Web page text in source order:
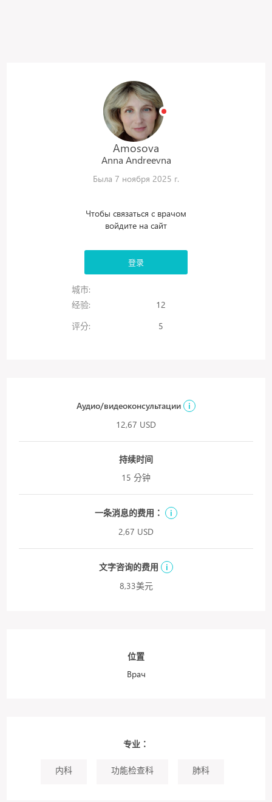
Amosova
Anna Andreevna
Была 7 ноября 2025 г.
Чтобы связаться с врачом
войдите на сайт
登录
城市:
经验:
12
评分:
5
Аудио/видеоконсультации
i
12,67 USD
持续时间
15 分钟
一条消息的费用：
i
2,67 USD
文字咨询的费用
i
8,33美元
位置
Врач
专业：
内科 功能检查科 肺科